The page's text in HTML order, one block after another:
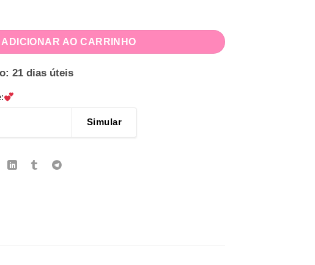
Encantado quantidade
ADICIONAR AO CARRINHO
21 dias úteis
Simular